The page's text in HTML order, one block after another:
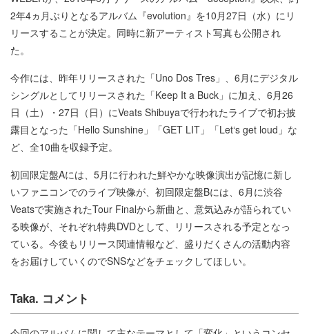
2年4ヵ月ぶりとなるアルバム『evolution』を10月27日（水）にリ
リースすることが決定。同時に新アーティスト写真も公開され
た。
今作には、昨年リリースされた「Uno Dos Tres」、6月にデジタル
シングルとしてリリースされた「Keep It a Buck」に加え、6月26
日（土）・27日（日）にVeats Shibuyaで行われたライブで初お披
露目となった「Hello Sunshine」「GET LIT」「Let‘s get loud」な
ど、全10曲を収録予定。
初回限定盤Aには、5月に行われた鮮やかな映像演出が記憶に新し
いファニコンでのライブ映像が、初回限定盤Bには、6月に渋谷
Veatsで実施されたTour Finalから新曲と、意気込みが語られてい
る映像が、それぞれ特典DVDとして、リリースされる予定となっ
ている。今後もリリース関連情報など、盛りだくさんの活動内容
をお届けしていくのでSNSなどをチェックしてほしい。
Taka. コメント